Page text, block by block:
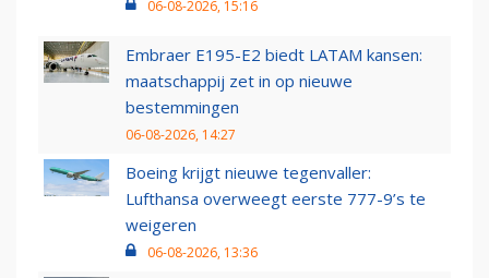
06-08-2026, 15:16
Embraer E195-E2 biedt LATAM kansen:
maatschappij zet in op nieuwe
bestemmingen
06-08-2026, 14:27
Boeing krijgt nieuwe tegenvaller:
Lufthansa overweegt eerste 777-9’s te
weigeren
06-08-2026, 13:36